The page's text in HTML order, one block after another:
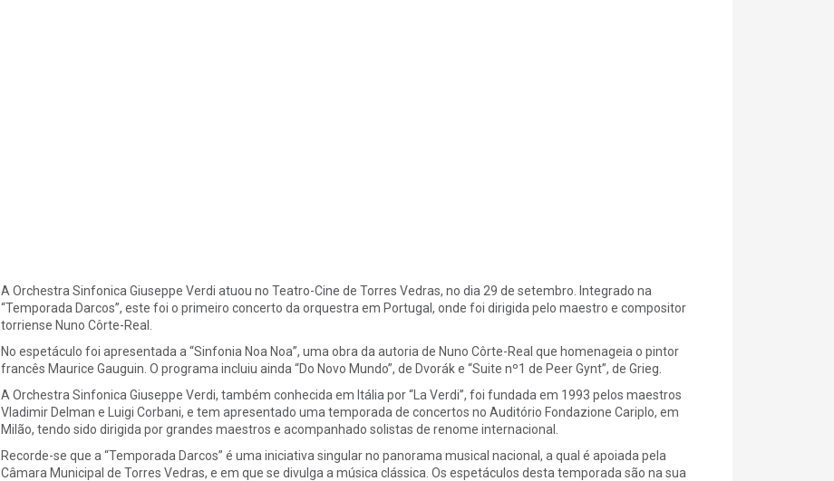
A Orchestra Sinfonica Giuseppe Verdi atuou no Teatro-Cine de Torres Vedras, no dia 29 de setembro. Integrado na
“Temporada Darcos”, este foi o primeiro concerto da orquestra em Portugal, onde foi dirigida pelo maestro e compositor
torriense Nuno Côrte-Real.
No espetáculo foi apresentada a “Sinfonia Noa Noa”, uma obra da autoria de Nuno Côrte-Real que homenageia o pintor
francês Maurice Gauguin. O programa incluiu ainda “Do Novo Mundo”, de Dvorák e “Suite nº1 de Peer Gynt”, de Grieg.
A Orchestra Sinfonica Giuseppe Verdi, também conhecida em Itália por “La Verdi”, foi fundada em 1993 pelos maestros
Vladimir Delman e Luigi Corbani, e tem apresentado uma temporada de concertos no Auditório Fondazione Cariplo, em
Milão, tendo sido dirigida por grandes maestros e acompanhado solistas de renome internacional.
Recorde-se que a “Temporada Darcos” é uma iniciativa singular no panorama musical nacional, a qual é apoiada pela
Câmara Municipal de Torres Vedras, e em que se divulga a música clássica. Os espetáculos desta temporada são na sua